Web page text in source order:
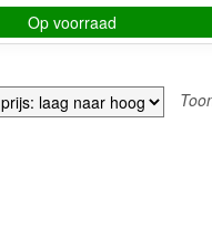
Op voorraad